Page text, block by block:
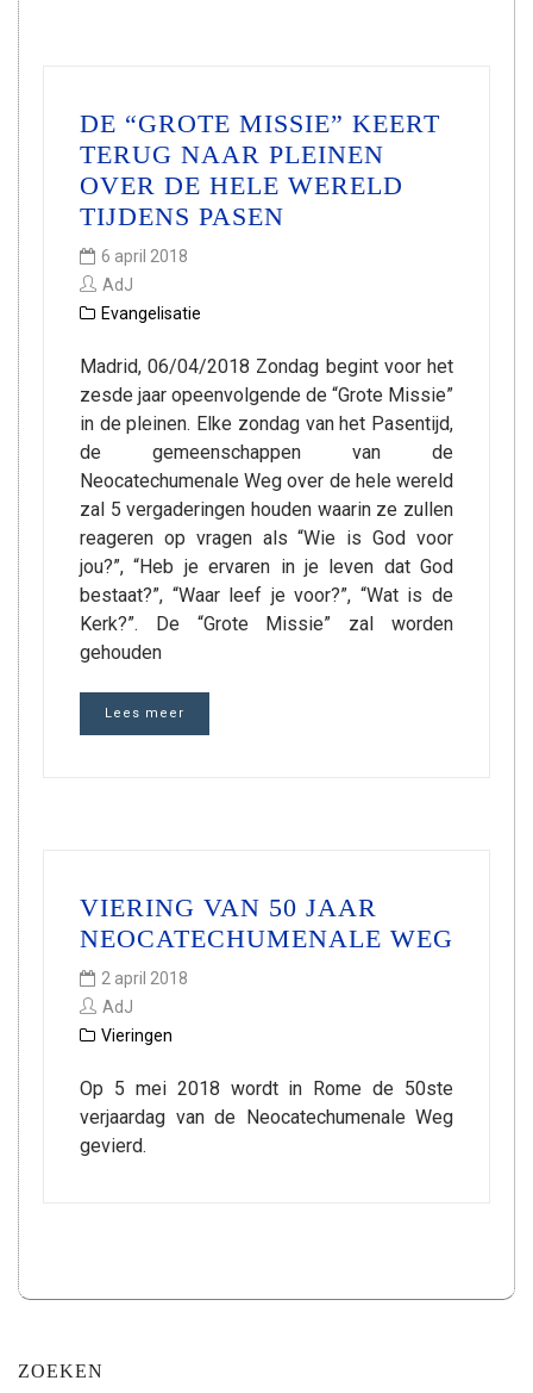
DE “GROTE MISSIE” KEERT
TERUG NAAR PLEINEN
OVER DE HELE WERELD
TIJDENS PASEN
6 april 2018
AdJ
Evangelisatie
Madrid, 06/04/2018 Zondag begint voor het
zesde jaar opeenvolgende de “Grote Missie”
in de pleinen. Elke zondag van het Pasentijd,
de gemeenschappen van de
Neocatechumenale Weg over de hele wereld
zal 5 vergaderingen houden waarin ze zullen
reageren op vragen als “Wie is God voor
jou?”, “Heb je ervaren in je leven dat God
bestaat?”, “Waar leef je voor?”, “Wat is de
Kerk?”. De “Grote Missie” zal worden
gehouden
Lees meer
VIERING VAN 50 JAAR
NEOCATECHUMENALE WEG
2 april 2018
AdJ
Vieringen
Op 5 mei 2018 wordt in Rome de 50ste
verjaardag van de Neocatechumenale Weg
gevierd.
ZOEKEN